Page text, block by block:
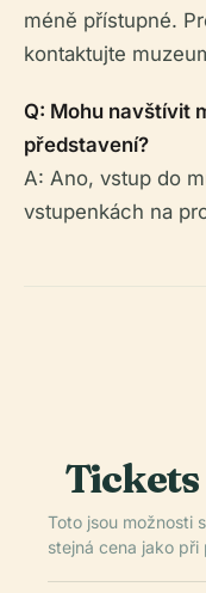
méně přístupné.
kontaktujte
Q: Mohu navštívit
představení?
A: Ano, vstup do
vstupenkách na
Toto jsou možnosti
stejná cena jako při